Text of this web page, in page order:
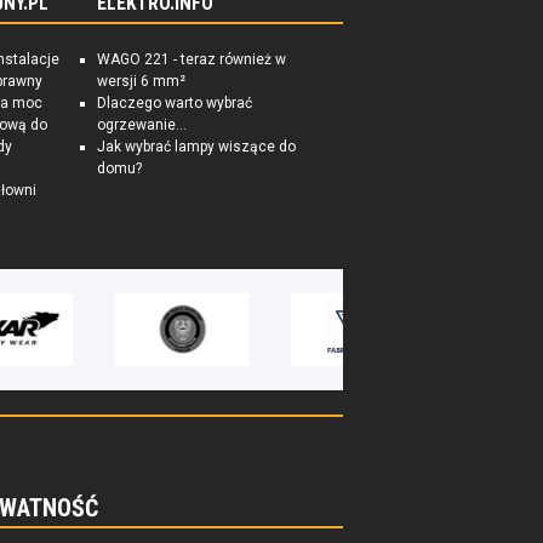
moc
do
WAGO 221 - teraz również w
wersji 6 mm²
Dlaczego warto wybrać
ogrzewanie...
Jak wybrać lampy wiszące do
domu?